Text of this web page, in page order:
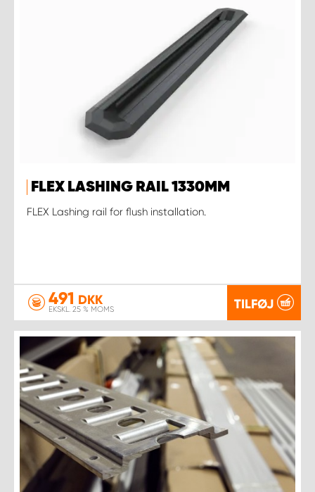
FLEX LASHING RAIL 1330MM
FLEX Lashing rail for flush installation.
491 DKK
EKSKL. 25 % MOMS TILFØJ